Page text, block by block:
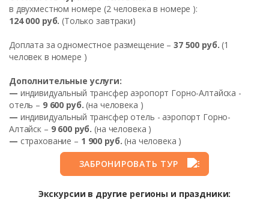
в двухместном номере (2 человека в номере ):
124 000 руб. (Только завтраки)
Доплата за одноместное размещение – 37 500 руб. (1
человек в номере )
Дополнительные услуги:
— индивидуальный трансфер аэропорт Горно-Алтайска -
отель – 9 600 руб. (на человека )
— индивидуальный трансфер отель - аэропорт Горно-
Алтайск – 9 600 руб. (на человека )
— страхование – 1 900 руб. (на человека )
ЗАБРОНИРОВАТЬ ТУР
Экскурсии в другие регионы и праздники: